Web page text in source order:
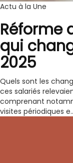
Actu à la Une
Réforme
qui
2025
Quels sont les
ces salariés
comprenant
visites périodiques